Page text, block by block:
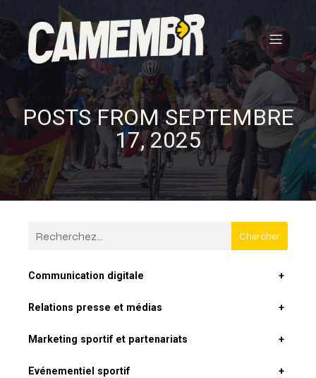
POSTS FROM SEPTEMBRE
17, 2025
Chercher
Communication digitale +
Relations presse et médias +
Marketing sportif et partenariats +
Evénementiel sportif +